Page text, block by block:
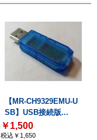
【MR-CH9329EMU-U
SB】USB接続版...
￥1,500
税込￥1,650